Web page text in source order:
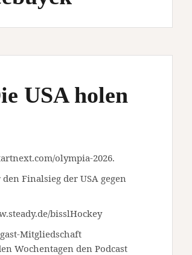
USA holen
olympia-2026.
Finalsieg der USA gegen
bisslHockey
Mitgliedschaft
Wochentagen den Podcast